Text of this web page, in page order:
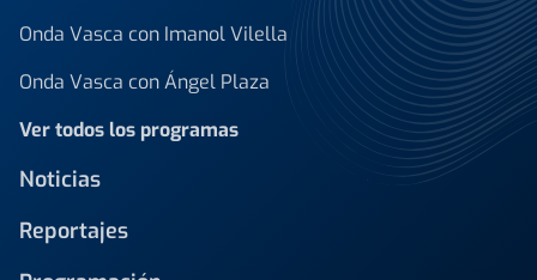
Onda Vasca con Imanol Vilella
Onda Vasca con Ángel Plaza
Ver todos los programas
Noticias
Reportajes